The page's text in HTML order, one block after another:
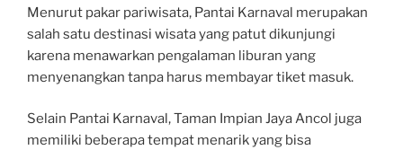
Menurut pakar pariwisata, Pantai Karnaval merupakan
salah satu destinasi wisata yang patut dikunjungi
karena menawarkan pengalaman liburan yang
menyenangkan tanpa harus membayar tiket masuk.
Selain Pantai Karnaval, Taman Impian Jaya Ancol juga
memiliki beberapa tempat menarik yang bisa